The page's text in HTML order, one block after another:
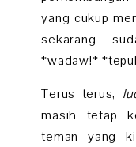
yang cukup
sekarang
*wadaw!*
Terus terus,
masih tetap
teman yang